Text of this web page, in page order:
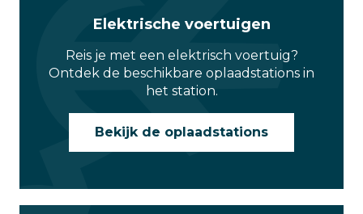
Elektrische voertuigen
Reis je met een elektrisch voertuig?
Ontdek de beschikbare oplaadstations in
het station.
Bekijk de oplaadstations